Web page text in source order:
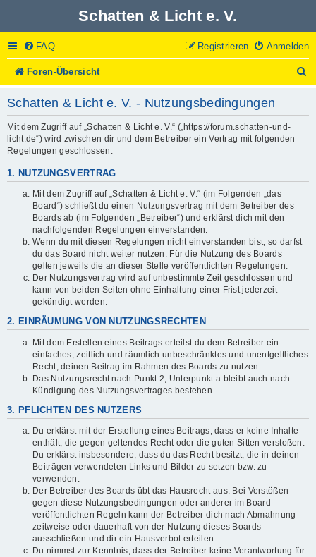
Schatten & Licht e. V.
FAQ Anmelden
Registrieren
Foren-Übersicht
u
Schatten & Licht e. V. - Nutzungsbedingungen
Mit dem Zugriff auf „Schatten & Licht e. V.“ („https://forum.schatten-und-
licht.de“) wird zwischen dir und dem Betreiber ein Vertrag mit folgenden
Regelungen geschlossen:
1. NUTZUNGSVERTRAG
Mit dem Zugriff auf „Schatten & Licht e. V.“ (im Folgenden „das
Board“) schließt du einen Nutzungsvertrag mit dem Betreiber des
Boards ab (im Folgenden „Betreiber“) und erklärst dich mit den
nachfolgenden Regelungen einverstanden.
Wenn du mit diesen Regelungen nicht einverstanden bist, so darfst
du das Board nicht weiter nutzen. Für die Nutzung des Boards
gelten jeweils die an dieser Stelle veröffentlichten Regelungen.
Der Nutzungsvertrag wird auf unbestimmte Zeit geschlossen und
kann von beiden Seiten ohne Einhaltung einer Frist jederzeit
gekündigt werden.
2. EINRÄUMUNG VON NUTZUNGSRECHTEN
Mit dem Erstellen eines Beitrags erteilst du dem Betreiber ein
einfaches, zeitlich und räumlich unbeschränktes und unentgeltliches
Recht, deinen Beitrag im Rahmen des Boards zu nutzen.
Das Nutzungsrecht nach Punkt 2, Unterpunkt a bleibt auch nach
Kündigung des Nutzungsvertrages bestehen.
3. PFLICHTEN DES NUTZERS
Du erklärst mit der Erstellung eines Beitrags, dass er keine Inhalte
enthält, die gegen geltendes Recht oder die guten Sitten verstoßen.
Du erklärst insbesondere, dass du das Recht besitzt, die in deinen
Beiträgen verwendeten Links und Bilder zu setzen bzw. zu
verwenden.
Der Betreiber des Boards übt das Hausrecht aus. Bei Verstößen
gegen diese Nutzungsbedingungen oder anderer im Board
veröffentlichten Regeln kann der Betreiber dich nach Abmahnung
zeitweise oder dauerhaft von der Nutzung dieses Boards
ausschließen und dir ein Hausverbot erteilen.
Du nimmst zur Kenntnis, dass der Betreiber keine Verantwortung für